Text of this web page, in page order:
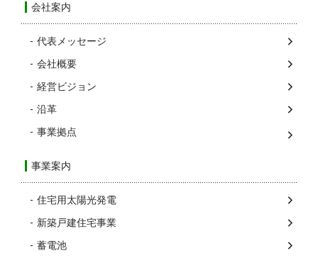
会社案内
代表メッセージ
会社概要
経営ビジョン
沿革
事業拠点
事業案内
住宅用太陽光発電
新築戸建住宅事業
蓄電池